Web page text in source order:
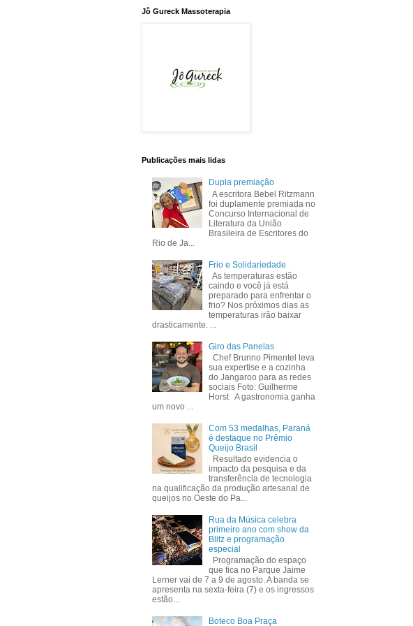
Jô Gureck Massoterapia
Publicações mais lidas
Dupla premiação
A escritora Bebel Ritzmann
foi duplamente premiada no
Concurso Internacional de
Literatura da União
Brasileira de Escritores do
Rio de Ja...
Frio e Solidariedade
As temperaturas estão
caindo e você já está
preparado para enfrentar o
frio? Nos próximos dias as
temperaturas irão baixar
drasticamente. ...
Giro das Panelas
Chef Brunno Pimentel leva
sua expertise e a cozinha
do Jangaroo para as redes
sociais Foto: Guilherme
Horst A gastronomia ganha
um novo ...
Com 53 medalhas, Paraná
é destaque no Prêmio
Queijo Brasil
Resultado evidencia o
impacto da pesquisa e da
transferência de tecnologia
na qualificação da produção artesanal de
queijos no Oeste do Pa...
Rua da Música celebra
primeiro ano com show da
Blitz e programação
especial
Programação do espaço
que fica no Parque Jaime
Lerner vai de 7 a 9 de agosto. A banda se
apresenta na sexta-feira (7) e os ingressos
estão...
Boteco Boa Praça